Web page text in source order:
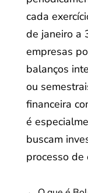
cada
de janeiro a
empresas
balanços
ou
financeira
é
buscam
processo de